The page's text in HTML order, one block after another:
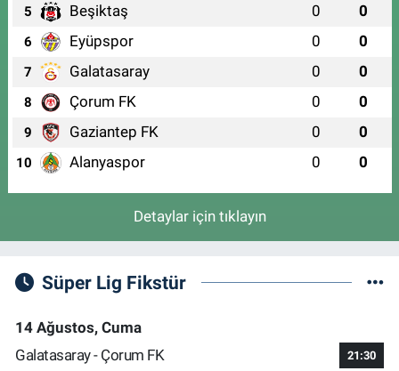
5 Beşiktaş 0 0
6 Eyüpspor 0 0
7 Galatasaray 0 0
8 Çorum FK 0 0
9 Gaziantep FK 0 0
10 Alanyaspor 0 0
Detaylar için tıklayın
Süper Lig Fikstür
14 Ağustos, Cuma
Galatasaray - Çorum FK
21:30